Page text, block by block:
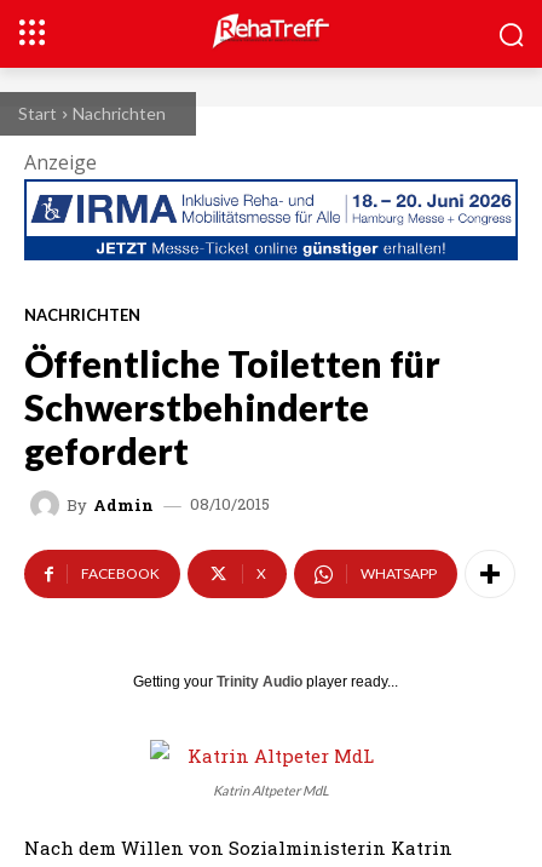
Start Nachrichten
Anzeige
NACHRICHTEN
Öffentliche Toiletten für
Schwerstbehinderte
gefordert
By Admin 08/10/2015
FACEBOOK X WHATSAPP
Getting your Trinity Audio player ready...
Katrin Altpeter MdL
Nach dem Willen von Sozialministerin Katrin